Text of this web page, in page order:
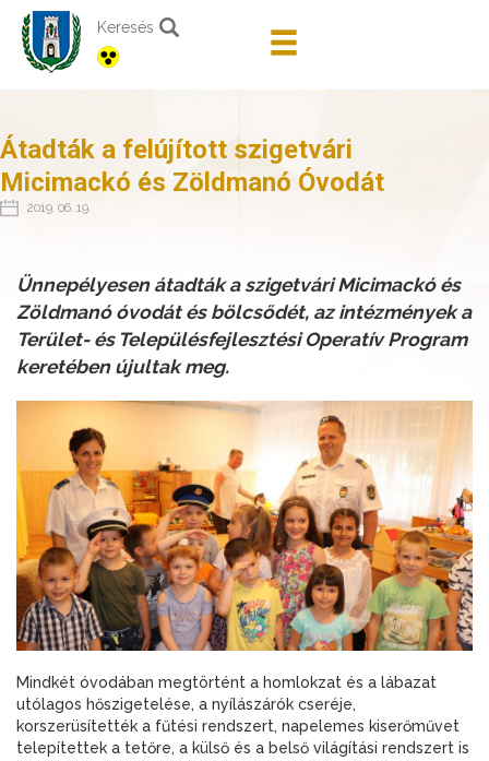
Keresés
Átadták a felújított szigetvári
Micimackó és Zöldmanó Óvodát
2019. 06. 19.
Ünnepélyesen átadták a szigetvári Micimackó és
Zöldmanó óvodát és bölcsődét, az intézmények a
Terület- és Településfejlesztési Operatív Program
keretében újultak meg.
Mindkét óvodában megtörtént a homlokzat és a lábazat
utólagos hőszigetelése, a nyílászárók cseréje,
korszerüsítették a fűtési rendszert, napelemes kiserőművet
telepítettek a tetőre, a külső és a belső világítási rendszert is